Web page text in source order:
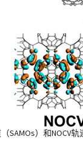
SAMOs）和NOCV